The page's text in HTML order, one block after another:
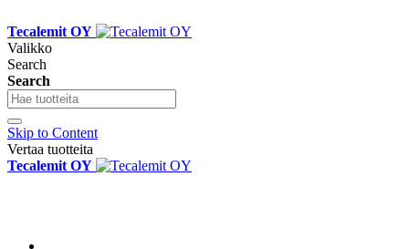
Tecalemit OY
Valikko
Search
Search
Skip to Content
Vertaa tuotteita
Tecalemit OY